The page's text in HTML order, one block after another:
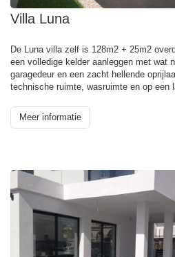
Villa Luna
De Luna villa zelf is 128m2 + 25m2
een volledige kelder aanleggen met wat
garagedeur en een zacht hellende
technische ruimte, wasruimte en op een
Meer informatie